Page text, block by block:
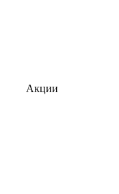
Акции